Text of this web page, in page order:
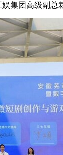
集团高级副总